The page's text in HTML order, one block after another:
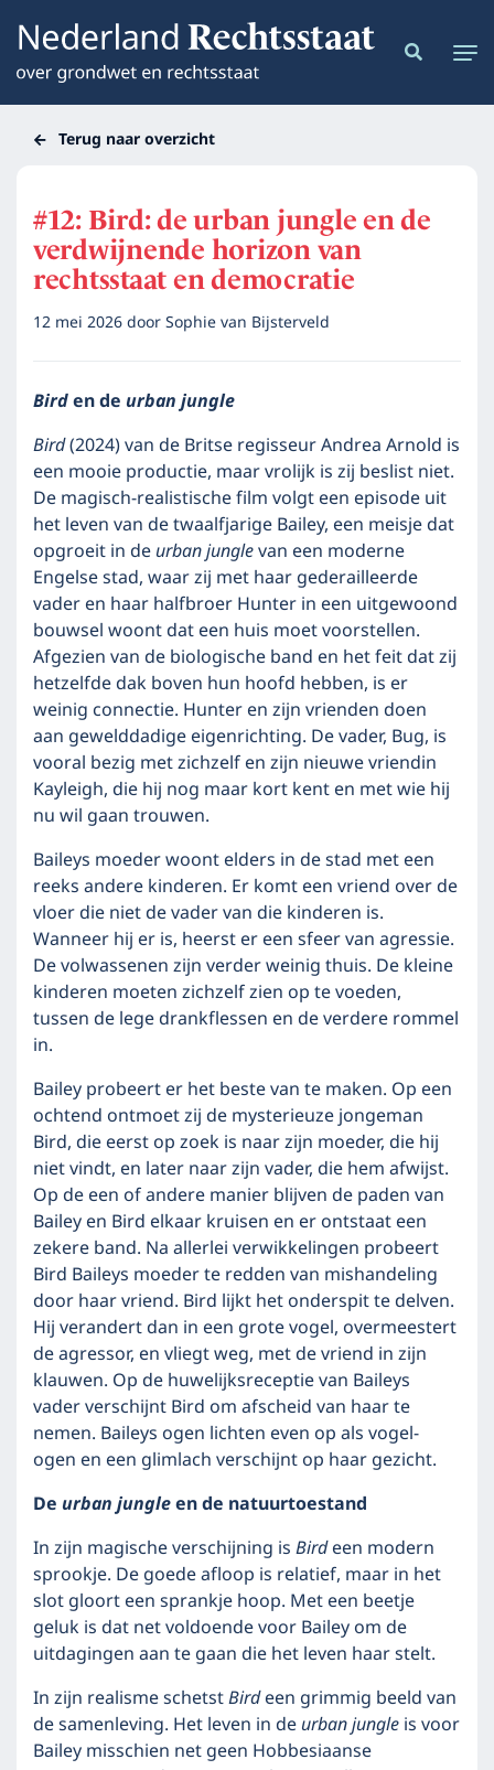
Terug naar overzicht
#12: Bird: de urban jungle en de
verdwijnende horizon van
rechtsstaat en democratie
12 mei 2026doorSophie van Bijsterveld
Birden deurban jungle
Bird(2024) van de Britse regisseur Andrea Arnold is
een mooie productie, maar vrolijk is zij beslist niet.
De magisch-realistische film volgt een episode uit
het leven van de twaalfjarige Bailey, een meisje dat
opgroeit in deurban junglevan een moderne
Engelse stad, waar zij met haar gederailleerde
vader en haar halfbroer Hunter in een uitgewoond
bouwsel woont dat een huis moet voorstellen.
Afgezien van de biologische band en het feit dat zij
hetzelfde dak boven hun hoofd hebben, is er
weinig connectie. Hunter en zijn vrienden doen
aan gewelddadige eigenrichting. De vader, Bug, is
vooral bezig met zichzelf en zijn nieuwe vriendin
Kayleigh, die hij nog maar kort kent en met wie hij
nu wil gaan trouwen.
Baileys moeder woont elders in de stad met een
reeks andere kinderen. Er komt een vriend over de
vloer die niet de vader van die kinderen is.
Wanneer hij er is, heerst er een sfeer van agressie.
De volwassenen zijn verder weinig thuis. De kleine
kinderen moeten zichzelf zien op te voeden,
tussen de lege drankflessen en de verdere rommel
in.
Bailey probeert er het beste van te maken. Op een
ochtend ontmoet zij de mysterieuze jongeman
Bird, die eerst op zoek is naar zijn moeder, die hij
niet vindt, en later naar zijn vader, die hem afwijst.
Op de een of andere manier blijven de paden van
Bailey en Bird elkaar kruisen en er ontstaat een
zekere band. Na allerlei verwikkelingen probeert
Bird Baileys moeder te redden van mishandeling
door haar vriend. Bird lijkt het onderspit te delven.
Hij verandert dan in een grote vogel, overmeestert
de agressor, en vliegt weg, met de vriend in zijn
klauwen. Op de huwelijksreceptie van Baileys
vader verschijnt Bird om afscheid van haar te
nemen. Baileys ogen lichten even op als vogel-
ogen en een glimlach verschijnt op haar gezicht.
Deurban jungleen de natuurtoestand
In zijn magische verschijning isBirdeen modern
sprookje. De goede afloop is relatief, maar in het
slot gloort een sprankje hoop. Met een beetje
geluk is dat net voldoende voor Bailey om de
uitdagingen aan te gaan die het leven haar stelt.
In zijn realisme schetstBirdeen grimmig beeld van
de samenleving. Het leven in deurban jungleis voor
Bailey misschien net geen Hobbesiaanse